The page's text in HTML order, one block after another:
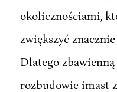
okolicznościami,
zwiększyć
Dlatego
rozbudowie imast